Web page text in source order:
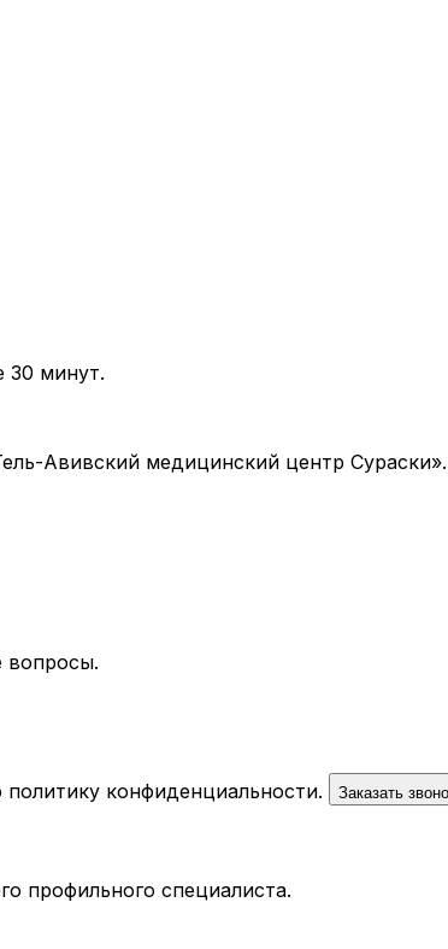
30 минут.
Авивский медицинский центр
вопросы.
политику конфиденциальности. Заказать
профильного специалиста.